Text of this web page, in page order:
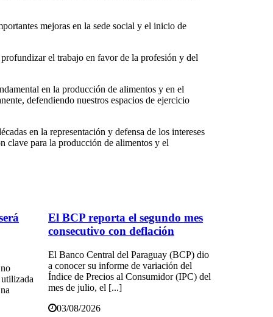
mejoras en la sede social y el inicio de
el trabajo en favor de la profesión y del
en la producción de alimentos y en el
defendiendo nuestros espacios de ejercicio
en la representación y defensa de los intereses
clave para la producción de alimentos y el
El BCP reporta el segundo mes
consecutivo con deflación
El Banco Central del Paraguay (BCP) dio
a conocer su informe de variación del
Índice de Precios al Consumidor (IPC) del
mes de julio, el [...]
03/08/2026